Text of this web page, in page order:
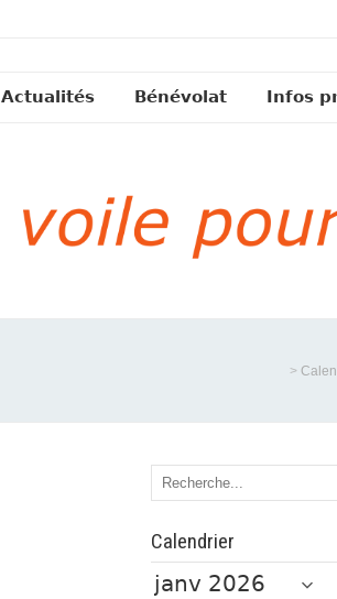
Actualités Bénévolat Infos
>
Calendrier